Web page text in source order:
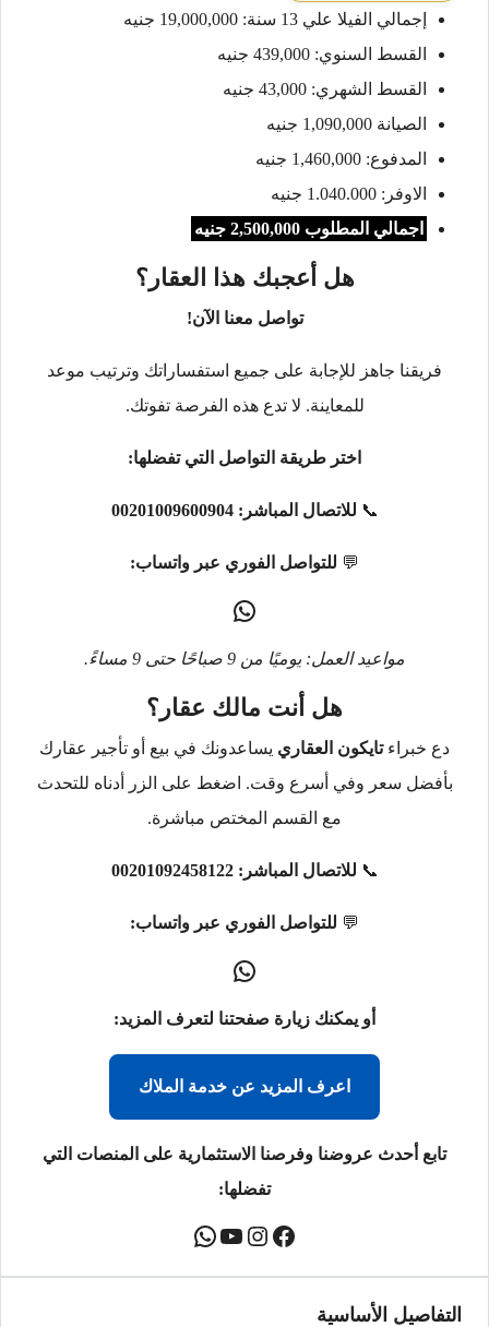
إجمالي الفيلا علي 13 سنة: 19,000,000 جنيه
القسط السنوي: 439,000 جنيه
القسط الشهري: 43,000 جنيه
الصيانة 1,090,000 جنيه
المدفوع: 1,460,000 جنيه
الاوفر: 1.040.000 جنيه
اجمالي المطلوب 2,500,000 جنيه
هل أعجبك هذا العقار؟
تواصل معنا الآن!
فريقنا جاهز للإجابة على جميع استفساراتك وترتيب موعد
للمعاينة. لا تدع هذه الفرصة تفوتك.
اختر طريقة التواصل التي تفضلها:
📞 للاتصال المباشر: 00201009600904
💬 للتواصل الفوري عبر واتساب:
مواعيد العمل: يوميًا من 9 صباحًا حتى 9 مساءً.
هل أنت مالك عقار؟
دع خبراءتايكون العقاري يساعدونك في بيع أو تأجير عقارك
بأفضل سعر وفي أسرع وقت. اضغط على الزر أدناه للتحدث
مع القسم المختص مباشرة.
📞 للاتصال المباشر: 00201092458122
💬 للتواصل الفوري عبر واتساب:
أو يمكنك زيارة صفحتنا لتعرف المزيد:
اعرف المزيد عن خدمة الملاك
تابع أحدث عروضنا وفرصنا الاستثمارية على المنصات التي
تفضلها:
التفاصيل الأساسية